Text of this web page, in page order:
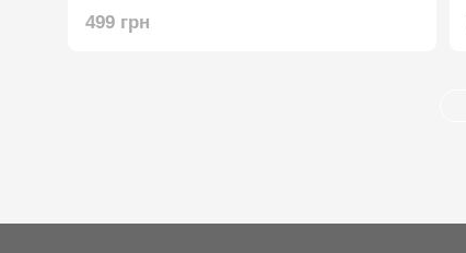
SE, для хотенду, оригінальний
499 грн